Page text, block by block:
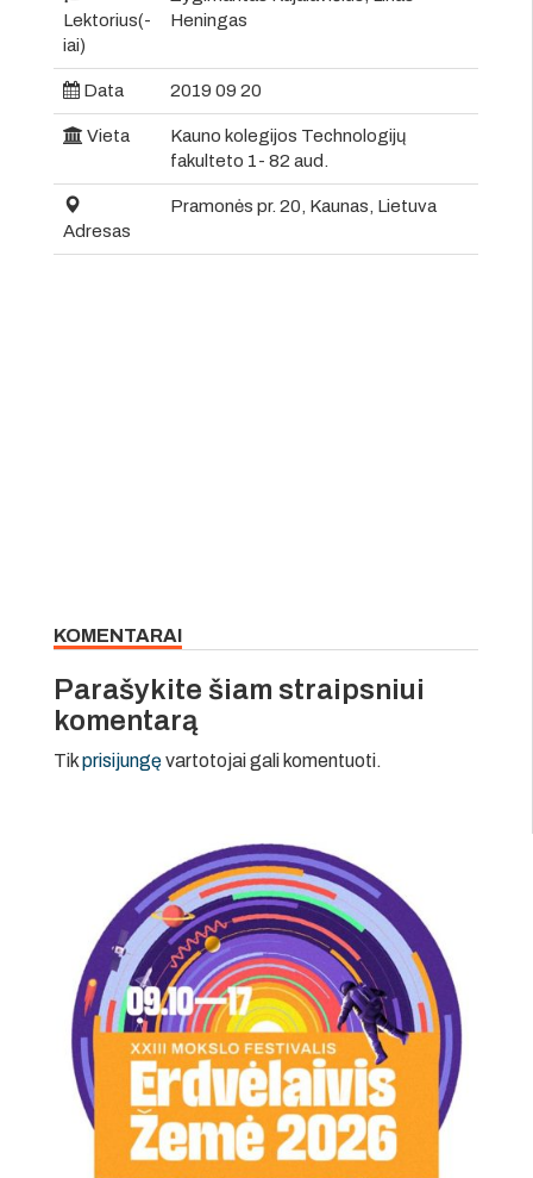
Lektorius(-
iai)
Heningas
Data 2019 09 20
Vieta
Kauno kolegijos Technologijų
fakulteto 1- 82 aud.
Adresas
Pramonės pr. 20, Kaunas, Lietuva
KOMENTARAI
Parašykite šiam straipsniui
komentarą
Tikprisijungęvartotojai gali komentuoti.